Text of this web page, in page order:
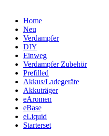
Home
Neu
Verdampfer
DIY
Einweg
Verdampfer Zubehör
Prefilled
Akkus/Ladegeräte
Akkuträger
eAromen
eBase
eLiquid
Starterset